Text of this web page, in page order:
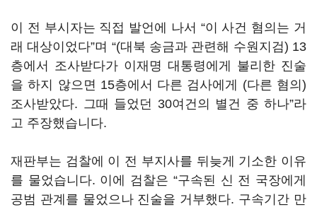
이 전 부시자는 직접 발언에 나서 “이 사건 혐의는 거
래 대상이었다”며 “(대북 송금과 관련해 수원지검) 13
층에서 조사받다가 이재명 대통령에게 불리한 진술
을 하지 않으면 15층에서 다른 검사에게 (다른 혐의)
조사받았다. 그때 들었던 30여건의 별건 중 하나”라
고 주장했습니다.
재판부는 검찰에 이 전 부지사를 뒤늦게 기소한 이유
를 물었습니다. 이에 검찰은 “구속된 신 전 국장에게
공범 관계를 물었으나 진술을 거부했다. 구속기간 만